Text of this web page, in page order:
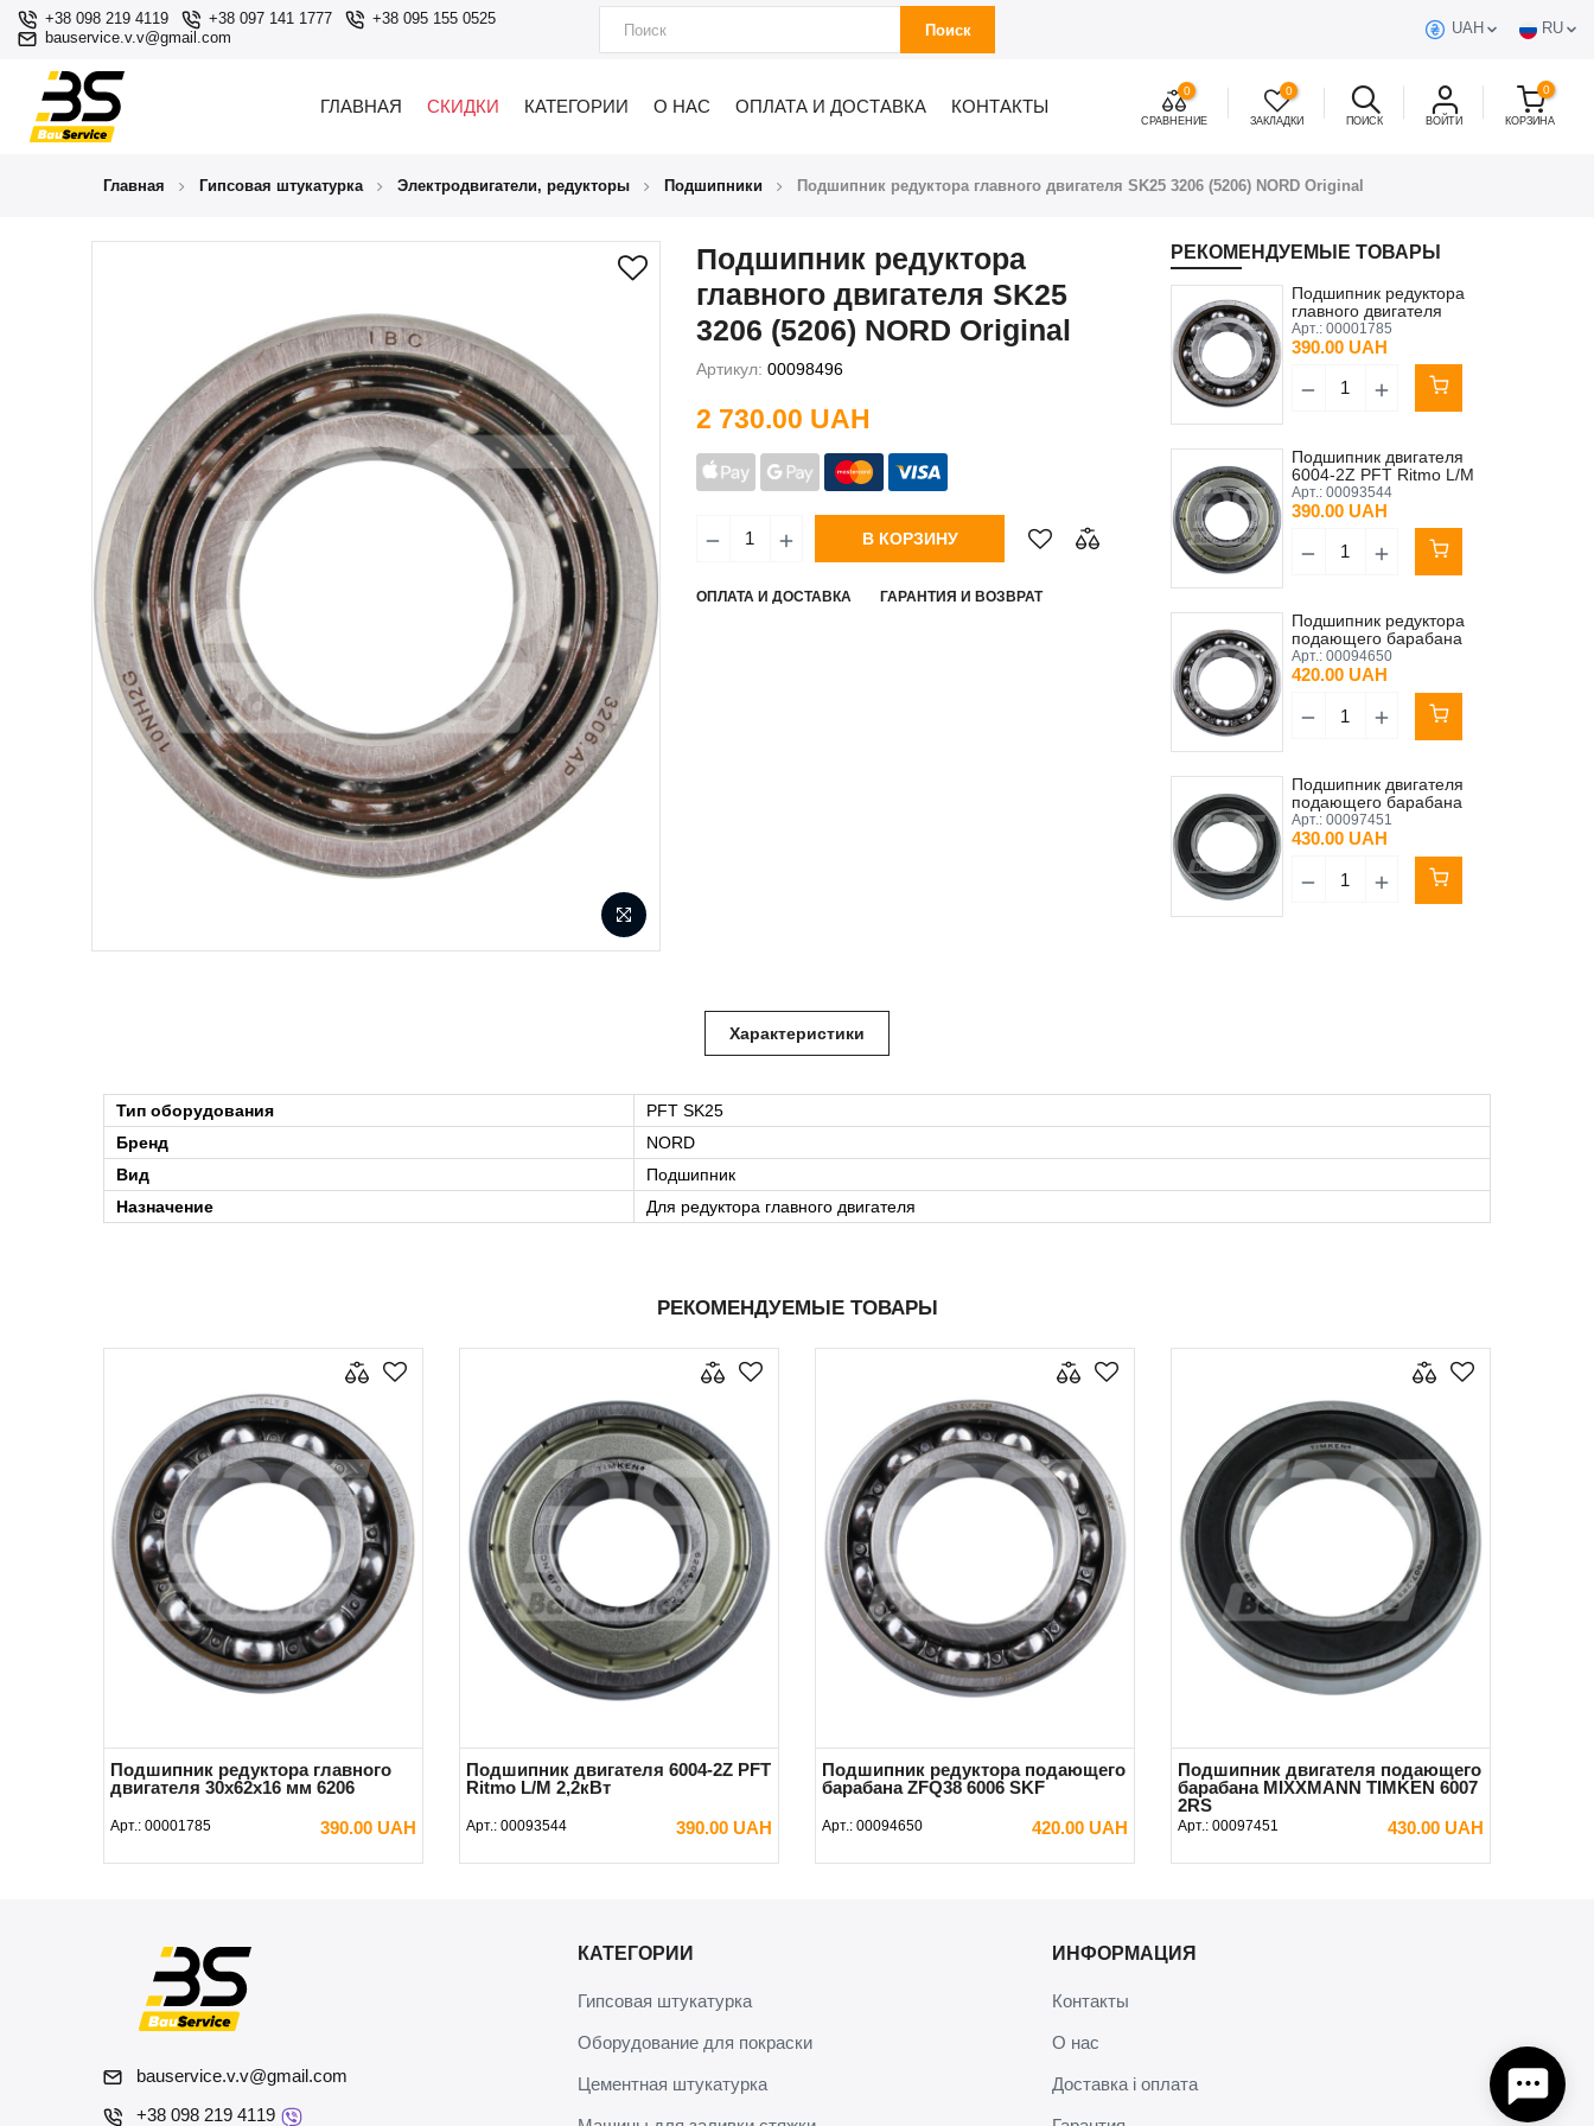
+38 098 219 4119 +38 097 141 1777
+38 095 155 0525
bauservice.v.v@gmail.com
Поиск UAH RU
ГЛАВНАЯ СКИДКИ КАТЕГОРИИ О НАС ОПЛАТА И ДОСТАВКА КОНТАКТЫ
0
СРАВНЕНИЕ
0
ЗАКЛАДКИ ПОИСК ВОЙТИ
0
КОРЗИНА
Главная Гипсовая штукатурка Электродвигатели, редукторы Подшипники Подшипник редуктора главного двигателя SK25 3206 (5206) NORD Original
Подшипник редуктора
главного двигателя SK25
3206 (5206) NORD Original
Артикул: 00098496
2 730.00 UAH
В КОРЗИНУ
ОПЛАТА И ДОСТАВКА ГАРАНТИЯ И ВОЗВРАТ
РЕКОМЕНДУЕМЫЕ ТОВАРЫ
Подшипник редуктора
главного двигателя
30х62х16 мм 6206
Арт.: 00001785
390.00 UAH
Подшипник двигателя
6004-2Z PFT Ritmo L/M
2,2кВт
Арт.: 00093544
390.00 UAH
Подшипник редуктора
подающего барабана
ZFQ38 6006 SKF
Арт.: 00094650
420.00 UAH
Подшипник двигателя
подающего барабана
MIXXMANN TIMKEN 6007
2RS
Арт.: 00097451
430.00 UAH
Характеристики
Тип оборудования
PFT SK25
Бренд
NORD
Вид
Подшипник
Назначение
Для редуктора главного двигателя
РЕКОМЕНДУЕМЫЕ ТОВАРЫ
Подшипник редуктора главного
двигателя 30х62х16 мм 6206
Арт.: 00001785 390.00 UAH
В КОРЗИНУ
Подшипник двигателя 6004-2Z PFT
Ritmo L/M 2,2кВт
Арт.: 00093544 390.00 UAH
В КОРЗИНУ
Подшипник редуктора подающего
барабана ZFQ38 6006 SKF
Арт.: 00094650 420.00 UAH
В КОРЗИНУ
Подшипник двигателя подающего
барабана MIXXMANN TIMKEN 6007
2RS
Арт.: 00097451 430.00 UAH
В КОРЗИНУ
bauservice.v.v@gmail.com
+38 098 219 4119
КАТЕГОРИИ
Гипсовая штукатурка
Оборудование для покраски
Цементная штукатурка
ИНФОРМАЦИЯ
Контакты
О нас
Доставка і оплата